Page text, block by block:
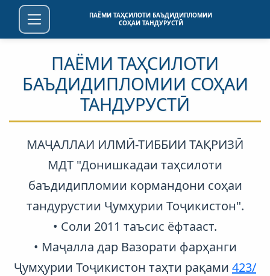
ПАЁМИ ТАҲСИЛОТИ БАЪДИДИПЛОМИИ
СОҲАИ ТАНДУРУСТӢ
ПАЁМИ ТАҲСИЛОТИ
БАЪДИДИПЛОМИИ СОҲАИ
ТАНДУРУСТӢ
МАҶАЛЛАИ ИЛМӢ-ТИББИИ ТАҚРИЗӢ
МДТ "Донишкадаи таҳсилоти
баъдидипломии кормандони соҳаи
тандурустии Ҷумҳурии Тоҷикистон".
• Соли 2011 таъсис ёфтааст.
• Маҷалла дар Вазорати фарҳанги
Ҷумҳурии Тоҷикистон таҳти рақами 423/